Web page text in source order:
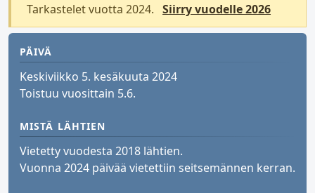
Tarkastelet vuotta 2024. Siirry vuodelle 2026
PÄIVÄ
Keskiviikko 5. kesäkuuta 2024
Toistuu vuosittain 5.6.
MISTÄ LÄHTIEN
Vietetty vuodesta 2018 lähtien.
Vuonna 2024 päivää vietettiin seitsemännen kerran.